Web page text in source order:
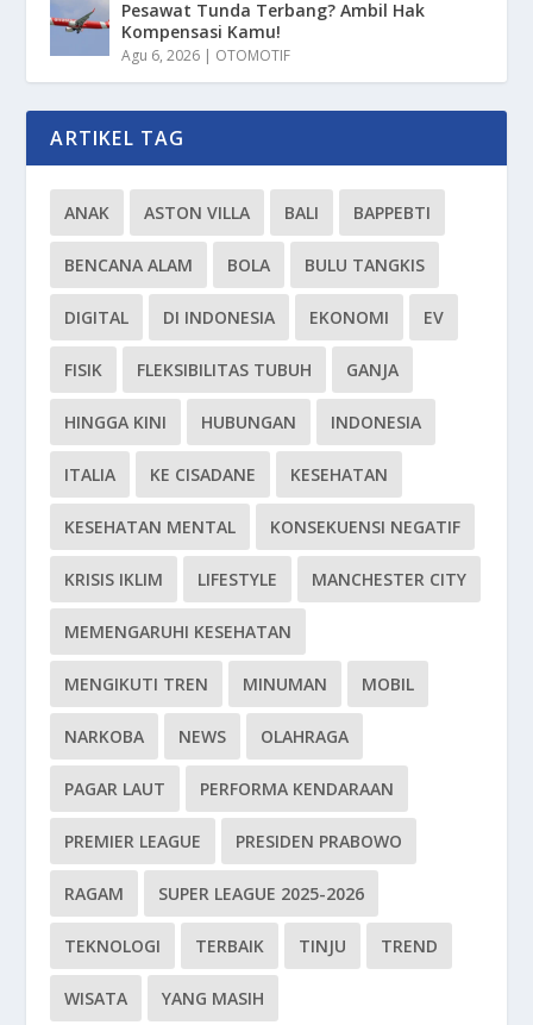
Pesawat Tunda Terbang? Ambil Hak
Kompensasi Kamu!
Agu 6, 2026 | OTOMOTIF
ARTIKEL TAG
ANAK ASTON VILLA BALI BAPPEBTI
BENCANA ALAM BOLA BULU TANGKIS
DIGITAL DI INDONESIA EKONOMI EV
FISIK FLEKSIBILITAS TUBUH GANJA
HINGGA KINI HUBUNGAN INDONESIA
ITALIA KE CISADANE KESEHATAN
KESEHATAN MENTAL KONSEKUENSI NEGATIF
KRISIS IKLIM LIFESTYLE MANCHESTER CITY
MEMENGARUHI KESEHATAN
MENGIKUTI TREN MINUMAN MOBIL
NARKOBA NEWS OLAHRAGA
PAGAR LAUT PERFORMA KENDARAAN
PREMIER LEAGUE PRESIDEN PRABOWO
RAGAM SUPER LEAGUE 2025-2026
TEKNOLOGI TERBAIK TINJU TREND
WISATA YANG MASIH